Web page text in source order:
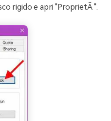
rigido e apri "ProprietÃ ".